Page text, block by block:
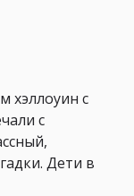
хэллоуин с
с
Дети в